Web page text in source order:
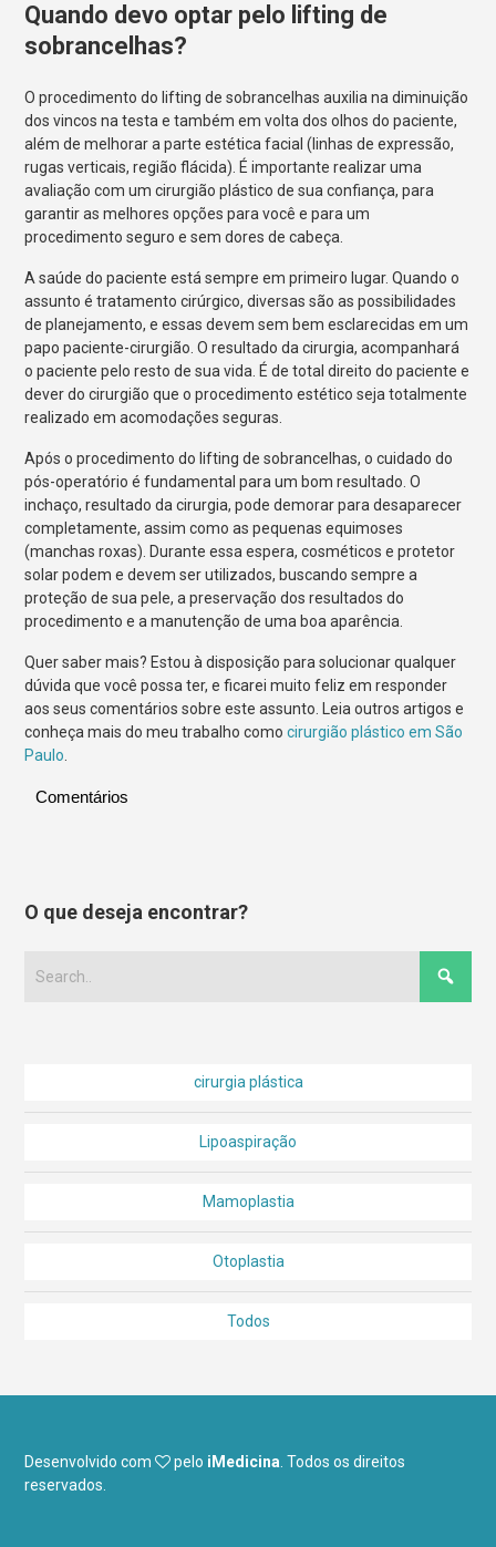
Quando devo optar pelo lifting de
sobrancelhas?
O procedimento do lifting de sobrancelhas auxilia na diminuição
dos vincos na testa e também em volta dos olhos do paciente,
além de melhorar a parte estética facial (linhas de expressão,
rugas verticais, região flácida). É importante realizar uma
avaliação com um cirurgião plástico de sua confiança, para
garantir as melhores opções para você e para um
procedimento seguro e sem dores de cabeça.
A saúde do paciente está sempre em primeiro lugar. Quando o
assunto é tratamento cirúrgico, diversas são as possibilidades
de planejamento, e essas devem sem bem esclarecidas em um
papo paciente-cirurgião. O resultado da cirurgia, acompanhará
o paciente pelo resto de sua vida. É de total direito do paciente e
dever do cirurgião que o procedimento estético seja totalmente
realizado em acomodações seguras.
Após o procedimento do lifting de sobrancelhas, o cuidado do
pós-operatório é fundamental para um bom resultado. O
inchaço, resultado da cirurgia, pode demorar para desaparecer
completamente, assim como as pequenas equimoses
(manchas roxas). Durante essa espera, cosméticos e protetor
solar podem e devem ser utilizados, buscando sempre a
proteção de sua pele, a preservação dos resultados do
procedimento e a manutenção de uma boa aparência.
Quer saber mais? Estou à disposição para solucionar qualquer
dúvida que você possa ter, e ficarei muito feliz em responder
aos seus comentários sobre este assunto. Leia outros artigos e
conheça mais do meu trabalho comocirurgião plástico em São
Paulo
Comentários
O que deseja encontrar?
cirurgia plástica
Lipoaspiração
Mamoplastia
Otoplastia
Todos
Desenvolvido com pelo iMedicina Todos os direitos
reservados.